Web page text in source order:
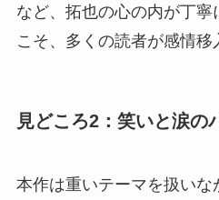
など、拓也の心の内が丁寧
こそ、多くの読者が感情移
見どころ2：笑いと涙の
本作は重いテーマを扱い